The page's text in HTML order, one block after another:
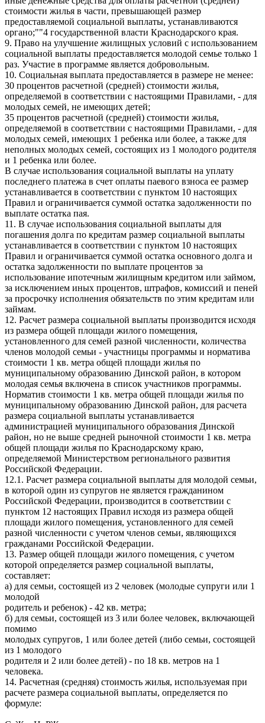
стоимости жилья в части, превышающей размер
предоставляемой социальной выплаты, устанавливаются
органо;""4 государственной власти Краснодарского края.
9. Право на улучшение жилищных условий с использованием
социальной выплаты предоставляется молодой семье только 1
раз. Участие в программе является добровольным.
10. Социальная выплата предоставляется в размере не менее:
30 процентов расчетной (средней) стоимости жилья,
определяемой в соответствии с настоящими Правилами, - для
молодых семей, не имеющих детей;
35 процентов расчетной (средней) стоимости жилья,
определяемой в соответствии с настоящими Правилами, - для
молодых семей, имеющих 1 ребенка или более, а также для
неполных молодых семей, состоящих из 1 молодого родителя
и 1 ребенка или более.
В случае использования социальной выплаты на уплату
последнего платежа в счет оплаты паевого взноса ее размер
устанавливается в соответствии с пунктом 10 настоящих
Правил и ограничивается суммой остатка задолженности по
выплате остатка пая.
11. В случае использования социальной выплаты для
погашения долга по кредитам размер социальной выплаты
устанавливается в соответствии с пунктом 10 настоящих
Правил и ограничивается суммой остатка основного долга и
остатка задолженности по выплате процентов за
использование ипотечным жилищным кредитом или займом,
за исключением иных процентов, штрафов, комиссий и пеней
за просрочку исполнения обязательств по этим кредитам или
займам.
12. Расчет размера социальной выплаты производится исходя
из размера общей площади жилого помещения,
установленного для семей разной численности, количества
членов молодой семьи - участницы программы и норматива
стоимости 1 кв. метра общей площади жилья по
муниципальному образованию Динской район, в котором
молодая семья включена в список участников программы.
Норматив стоимости 1 кв. метра общей площади жилья по
муниципальному образованию Динской район, для расчета
размера социальной выплаты устанавливается
администрацией муниципального образования Динской
район, но не выше средней рыночной стоимости 1 кв. метра
общей площади жилья по Краснодарскому краю,
определяемой Министерством регионального развития
Российской Федерации.
12.1. Расчет размера социальной выплаты для молодой семьи,
в которой один из супругов не является гражданином
Российской Федерации, производится в соответствии с
пунктом 12 настоящих Правил исходя из размера общей
площади жилого помещения, установленного для семей
разной численности с учетом членов семьи, являющихся
гражданами Российской Федерации.
13. Размер общей площади жилого помещения, с учетом
которой определяется размер социальной выплаты,
составляет:
а) для семьи, состоящей из 2 человек (молодые супруги или 1
молодой
родитель и ребенок) - 42 кв. метра;
б) для семьи, состоящей из 3 или более человек, включающей
помимо
молодых супругов, 1 или более детей (либо семьи, состоящей
из 1 молодого
родителя и 2 или более детей) - по 18 кв. метров на 1
человека.
14. Расчетная (средняя) стоимость жилья, используемая при
расчете размера социальной выплаты, определяется по
формуле: